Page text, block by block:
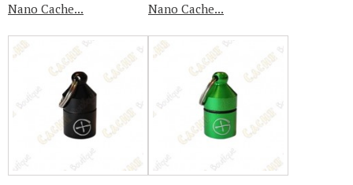
Nano Cache... Nano Cache...